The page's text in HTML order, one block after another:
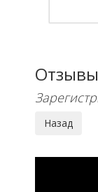
Отзывы